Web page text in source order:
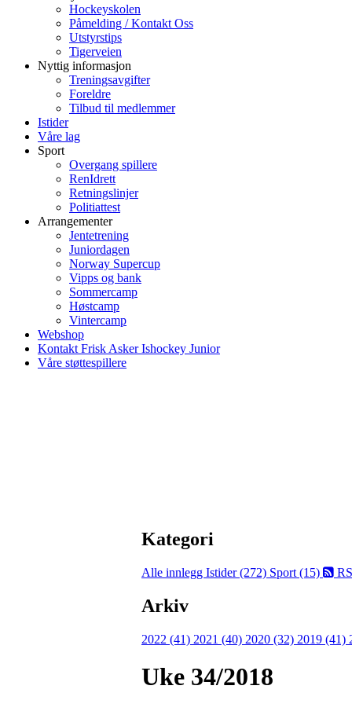
Hockeyskolen
Påmelding / Kontakt Oss
Utstyrstips
Tigerveien
Nyttig informasjon
Treningsavgifter
Foreldre
Tilbud til medlemmer
Istider
Våre lag
Sport
Overgang spillere
RenIdrett
Retningslinjer
Politiattest
Arrangementer
Jentetrening
Juniordagen
Norway Supercup
Vipps og bank
Sommercamp
Høstcamp
Vintercamp
Webshop
Kontakt Frisk Asker Ishockey Junior
Våre støttespillere
Kategori
Alle innlegg Istider (272) Sport (15)
Arkiv
2022 (41) 2021 (40) 2020 (32) 2019 (41)
Uke 34/2018